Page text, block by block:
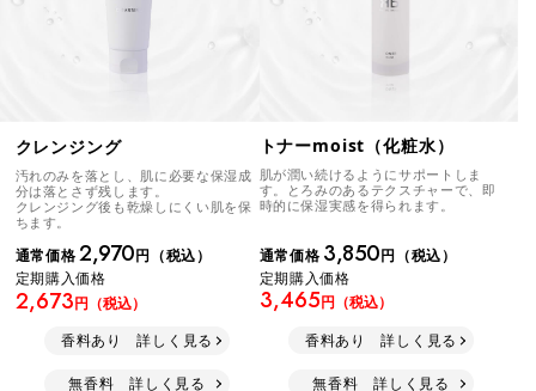
クレンジング
汚れのみを落とし、肌に必要な保湿成
分は落とさず残します。
クレンジング後も乾燥しにくい肌を保
ちます。
通常価格2,970円（税込）
定期購入価格
2,673円（税込）
香料あり 詳しく見る
無香料 詳しく見る
トナーmoist（化粧水）
肌が潤い続けるようにサポートしま
す。とろみのあるテクスチャーで、即
時的に保湿実感を得られます。
通常価格 3,850円（税込）
定期購入価格
3,465円（税込）
香料あり 詳しく見る
無香料 詳しく見る